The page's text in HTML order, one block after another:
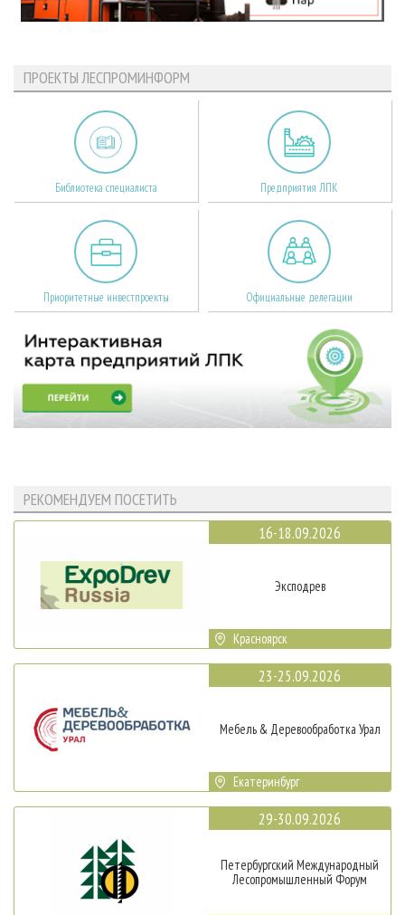
ПРОЕКТЫ ЛЕСПРОМИНФОРМ
Библиотека специалиста Предприятия ЛПК
Приоритетные инвестпроекты Официальные делегации
РЕКОМЕНДУЕМ ПОСЕТИТЬ
16-18.09.2026
Эксподрев
Красноярск
23-25.09.2026
Мебель & Деревообработка Урал
Екатеринбург
29-30.09.2026
Петербургский Международный
Лесопромышленный Форум